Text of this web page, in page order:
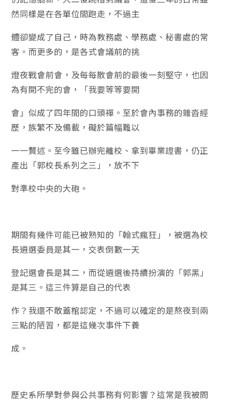
然同樣是在各單位間跑走，不過主
體卻變成了自己，時為教務處、學務處、秘書處的常
客。而更多的，是各式會議前的挑
燈夜戰會前會，及每每散會前的最後一刻堅守，也因
為有開不完的會，「我要等等要開
會」似成了四年間的口頭禪。至於會內事務的雜沓經
歷，族繁不及備載，礙於篇幅難以
一一贅述。至今雖已辦完離校、拿到畢業證書，仍正
產出「郭校長系列之三」，放不下
對準校中央的大砲。
期間有幾件可能已被熟知的「翰式瘋狂」，被選為校
長遴選委員是其一，交表倒數一天
登記選會長是其二，而從遴選後持續扮演的「郭黑」
是其三。這三件算是自己的代表
作？我還不敢蓋棺認定，不過可以確定的是熬夜到兩
三點的陋習，都是這幾次事件下養
成。
歷史系所學對參與公共事務有何影響？這常是我被問